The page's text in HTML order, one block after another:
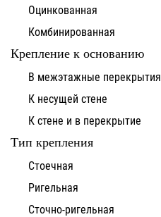
Оцинкованная
Комбинированная
Крепление к основанию
В межэтажные перекрытия
К несущей стене
К стене и в перекрытие
Тип крепления
Стоечная
Ригельная
Сточно-ригельная